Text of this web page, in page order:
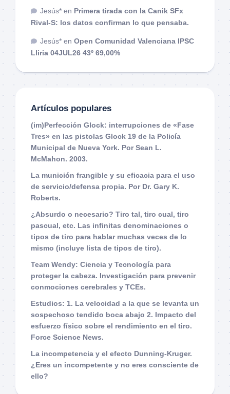
Jesús* en Primera tirada con la Canik SFx
Rival-S: los datos confirman lo que pensaba.
Jesús* en Open Comunidad Valenciana IPSC
Lliria 04JUL26 43º 69,00%
Artículos populares
(im)Perfección Glock: interrupciones de «Fase
Tres» en las pistolas Glock 19 de la Policía
Municipal de Nueva York. Por Sean L.
McMahon. 2003.
La munición frangible y su eficacia para el uso
de servicio/defensa propia. Por Dr. Gary K.
Roberts.
¿Absurdo o necesario? Tiro tal, tiro cual, tiro
pascual, etc. Las infinitas denominaciones o
tipos de tiro para hablar muchas veces de lo
mismo (incluye lista de tipos de tiro).
Team Wendy: Ciencia y Tecnología para
proteger la cabeza. Investigación para prevenir
conmociones cerebrales y TCEs.
Estudios: 1. La velocidad a la que se levanta un
sospechoso tendido boca abajo 2. Impacto del
esfuerzo físico sobre el rendimiento en el tiro.
Force Science News.
La incompetencia y el efecto Dunning-Kruger.
¿Eres un incompetente y no eres consciente de
ello?